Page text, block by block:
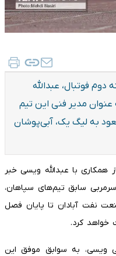
فوتبال، عبدالله
عنوان مدیر فنی این تیم
به لیگ یک، آبی‌پوشان
همکاری با عبدالله ویسی خبر
سابق تیم‌های سپاهان،
نفت آبادان تا پایان فصل
خواهد کرد.
ویسی، به سوابق موفق این